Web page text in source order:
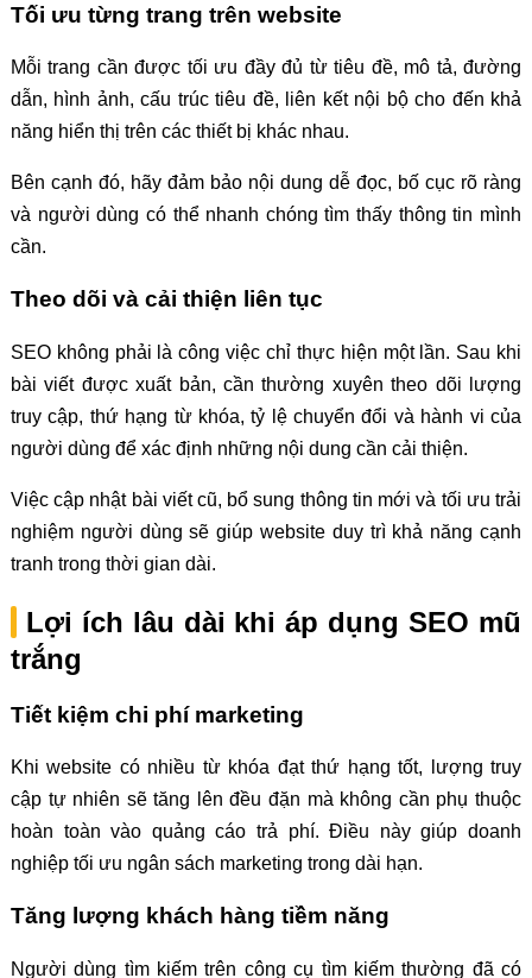
Tối ưu từng trang trên website
Mỗi trang cần được tối ưu đầy đủ từ tiêu đề, mô tả, đường
dẫn, hình ảnh, cấu trúc tiêu đề, liên kết nội bộ cho đến khả
năng hiển thị trên các thiết bị khác nhau.
Bên cạnh đó, hãy đảm bảo nội dung dễ đọc, bố cục rõ ràng
và người dùng có thể nhanh chóng tìm thấy thông tin mình
cần.
Theo dõi và cải thiện liên tục
SEO không phải là công việc chỉ thực hiện một lần. Sau khi
bài viết được xuất bản, cần thường xuyên theo dõi lượng
truy cập, thứ hạng từ khóa, tỷ lệ chuyển đổi và hành vi của
người dùng để xác định những nội dung cần cải thiện.
Việc cập nhật bài viết cũ, bổ sung thông tin mới và tối ưu trải
nghiệm người dùng sẽ giúp website duy trì khả năng cạnh
tranh trong thời gian dài.
Lợi ích lâu dài khi áp dụng SEO mũ
trắng
Tiết kiệm chi phí marketing
Khi website có nhiều từ khóa đạt thứ hạng tốt, lượng truy
cập tự nhiên sẽ tăng lên đều đặn mà không cần phụ thuộc
hoàn toàn vào quảng cáo trả phí. Điều này giúp doanh
nghiệp tối ưu ngân sách marketing trong dài hạn.
Tăng lượng khách hàng tiềm năng
Người dùng tìm kiếm trên công cụ tìm kiếm thường đã có